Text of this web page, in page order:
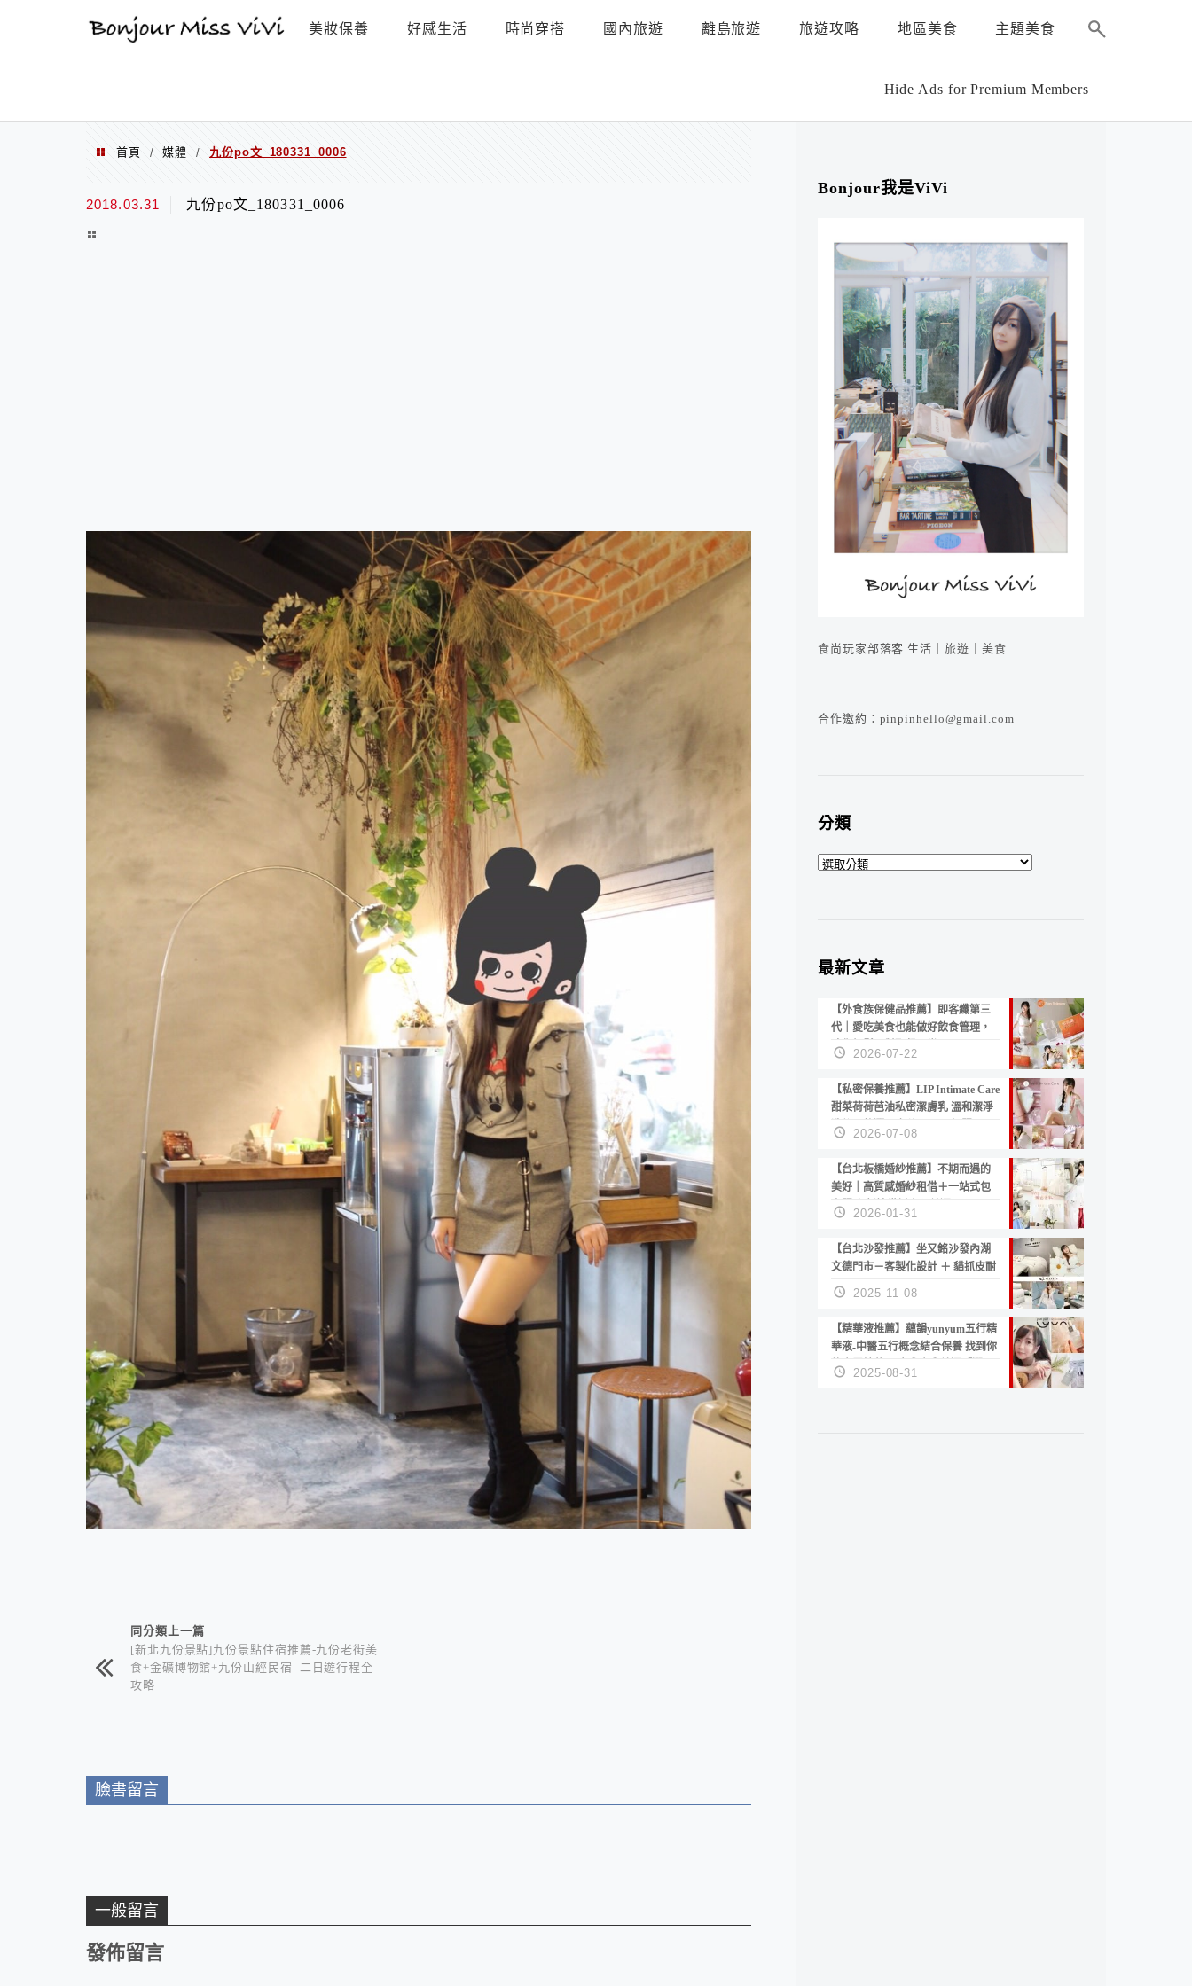
美妝保養 好感生活 時尚穿搭 國內旅遊 離島旅遊 旅遊攻略 地區美食 主題美食
Hide Ads for Premium Members
首頁 / 媒體 / 九份po文_180331_0006
2018.03.31 九份po文_180331_0006
相連文章同分類上一篇
[新北九份景點]九份景點住宿推薦-九份老街美
食+金礦博物館+九份山經民宿 二日遊行程全
攻略
臉書留言
一般留言
發佈留言
Bonjour我是ViVi
食尚玩家部落客 生活｜旅遊｜美食
合作邀約：pinpinhello@gmail.com
分類
分
最新文章
【外食族保健品推薦】即客纖第三
代｜愛吃美食也能做好飲食管理，
陪你輕鬆面對聚餐日常！
2026-07-22
【私密保養推薦】LIP Intimate Care
甜菜荷荷芭油私密潔膚乳 溫和潔淨
洗後不乾澀 不起泡反而更舒服！
2026-07-08
【台北板橋婚紗推薦】不期而遇的
美好｜高質感婚紗租借＋一站式包
套服務 新娘備婚省心首選！
2026-01-31
【台北沙發推薦】坐又銘沙發內湖
文德門市－客製化設計 ＋ 貓抓皮耐
磨好清潔｜直營直銷、價格透明
高CP值打造夢想居家風格
2025-11-08
【精華液推薦】蘊韻yunyum五行精
華液-中醫五行概念結合保養 找到你
的專屬精華！ 水㊀土㊀就選「潤・
賦精華」維持肌膚剛剛好的平衡
2025-08-31